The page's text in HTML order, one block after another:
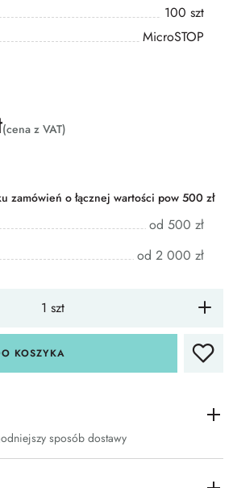
100 szt
MicroSTOP
(cena z VAT)
zamówień o łącznej wartości pow 500 zł
od 500 zł
od 2 000 zł
KOSZYKA
sposób dostawy